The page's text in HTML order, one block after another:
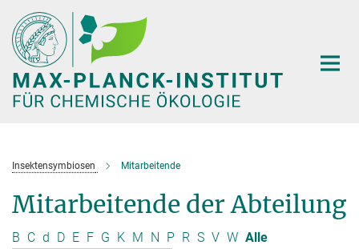
Hauptinhalt
Insektensymbiosen Mitarbeitende
Mitarbeitende der Abteilung
B C d D E F G K M N P R S V W Alle